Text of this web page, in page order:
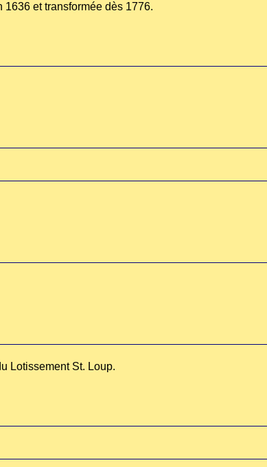
et transformée dès 1776.
Lotissement St. Loup.